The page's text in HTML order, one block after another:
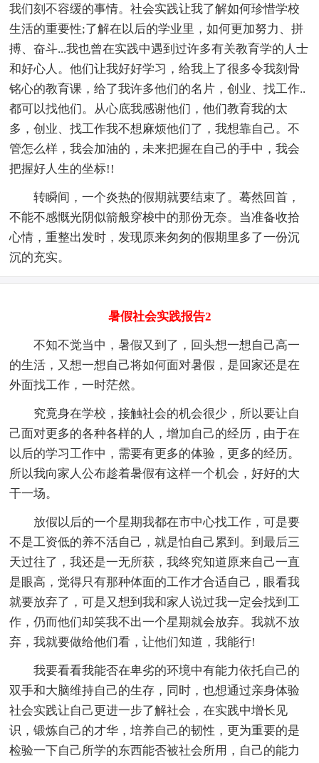
我们刻不容缓的事情。社会实践让我了解如何珍惜学校
生活的重要性;了解在以后的学业里，如何更加努力、拼
搏、奋斗...我也曾在实践中遇到过许多有关教育学的人士
和好心人。他们让我好好学习，给我上了很多令我刻骨
铭心的教育课，给了我许多他们的名片，创业、找工作..
都可以找他们。从心底我感谢他们，他们教育我的太
多，创业、找工作我不想麻烦他们了，我想靠自己。不
管怎么样，我会加油的，未来把握在自己的手中，我会
把握好人生的坐标!!
转瞬间，一个炎热的假期就要结束了。蓦然回首，
不能不感慨光阴似箭般穿梭中的那份无奈。当准备收拾
心情，重整出发时，发现原来匆匆的假期里多了一份沉
沉的充实。
暑假社会实践报告2
不知不觉当中，暑假又到了，回头想一想自己高一
的生活，又想一想自己将如何面对暑假，是回家还是在
外面找工作，一时茫然。
究竟身在学校，接触社会的机会很少，所以要让自
己面对更多的各种各样的人，增加自己的经历，由于在
以后的学习工作中，需要有更多的体验，更多的经历。
所以我向家人公布趁着暑假有这样一个机会，好好的大
干一场。
放假以后的一个星期我都在市中心找工作，可是要
不是工资低的养不活自己，就是怕自己累到。到最后三
天过往了，我还是一无所获，我终究知道原来自己一直
是眼高，觉得只有那种体面的工作才合适自己，眼看我
就要放弃了，可是又想到我和家人说过我一定会找到工
作，仍而他们却笑我不出一个星期就会放弃。我就不放
弃，我就要做给他们看，让他们知道，我能行!
我要看看我能否在卑劣的环境中有能力依托自己的
双手和大脑维持自己的生存，同时，也想通过亲身体验
社会实践让自己更进一步了解社会，在实践中增长见
识，锻炼自己的才华，培养自己的韧性，更为重要的是
检验一下自己所学的东西能否被社会所用，自己的能力